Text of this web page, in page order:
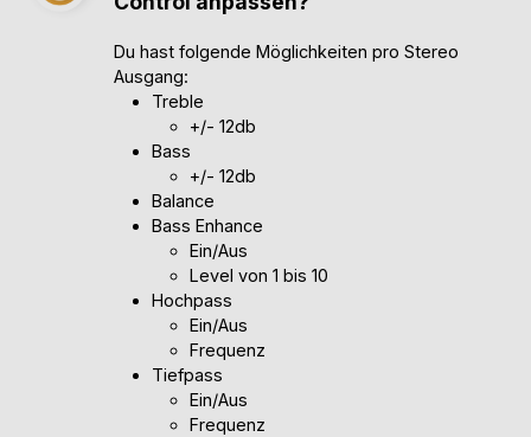
Du hast folgende Möglichkeiten pro Stereo
Ausgang:
Treble
+/- 12db
Bass
+/- 12db
Balance
Bass Enhance
Ein/Aus
Level von 1 bis 10
Hochpass
Ein/Aus
Frequenz
Tiefpass
Ein/Aus
Frequenz